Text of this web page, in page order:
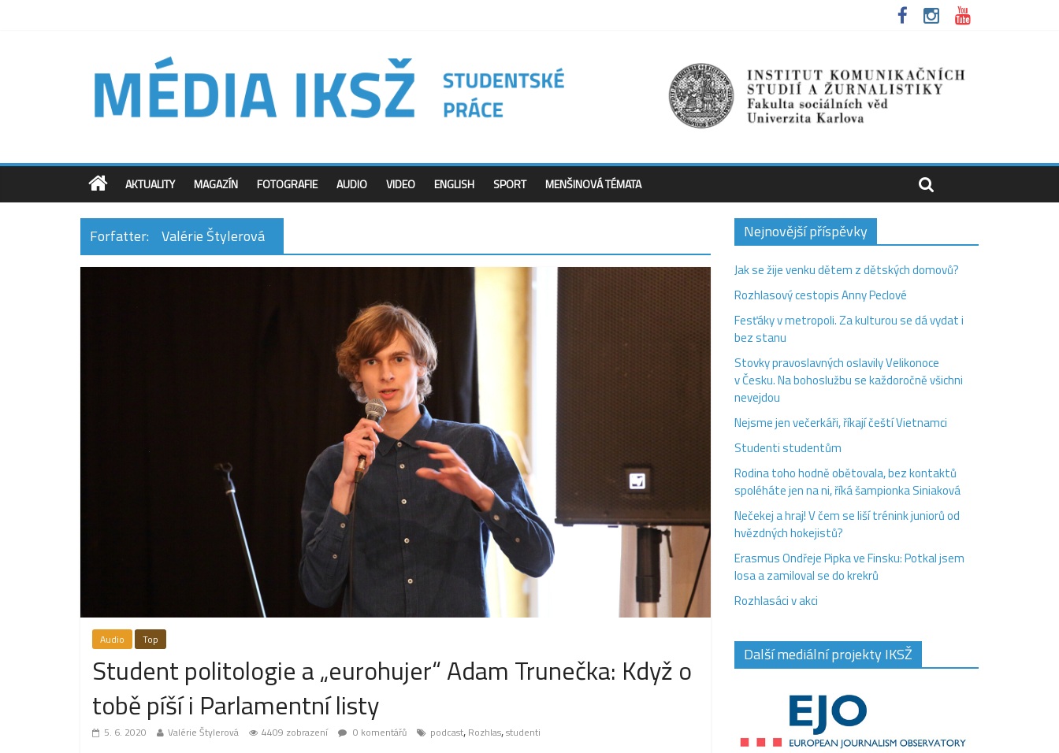
AKTUALITY MAGAZÍN FOTOGRAFIE AUDIO VIDEO ENGLISH SPORT MENŠINOVÁ TÉMATA
Forfatter: Valérie Štylerová
Audio Top
Student politologie a „eurohujer“ Adam Trunečka: Když o
tobě píší i Parlamentní listy
5. 6. 2020 Valérie Štylerová 4409 zobrazení 0 komentářů podcast, Rozhlas,studenti
Nejnovější příspěvky
Jak se žije venku dětem z dětských domovů?
Rozhlasový cestopis Anny Peclové
Fesťáky v metropoli. Za kulturou se dá vydat i
bez stanu
Stovky pravoslavných oslavily Velikonoce
v Česku. Na bohoslužbu se každoročně všichni
nevejdou
Nejsme jen večerkáři, říkají čeští Vietnamci
Studenti studentům
Rodina toho hodně obětovala, bez kontaktů
spoléháte jen na ni, říká šampionka Siniaková
Nečekej a hraj! V čem se liší trénink juniorů od
hvězdných hokejistů?
Erasmus Ondřeje Pipka ve Finsku: Potkal jsem
losa a zamiloval se do krekrů
Rozhlasáci v akci
Další mediální projekty IKSŽ